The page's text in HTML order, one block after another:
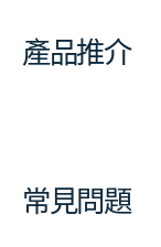
產品推介
常見問題